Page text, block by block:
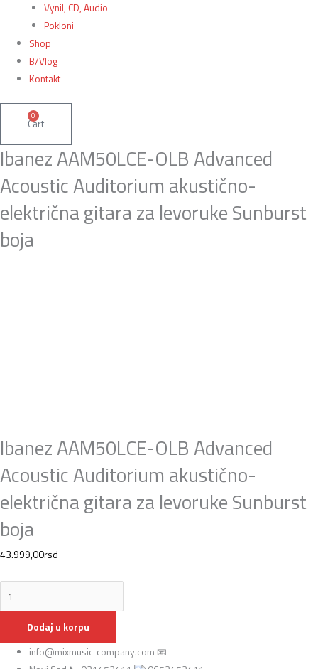
Vynil, CD, Audio
Pokloni
Shop
B/Vlog
Kontakt
0
Cart
Ibanez AAM50LCE-OLB Advanced
Acoustic Auditorium akustično-
električna gitara za levoruke Sunburst
boja
Ibanez AAM50LCE-OLB Advanced
Acoustic Auditorium akustično-
električna gitara za levoruke Sunburst
boja
43.999,00rsd
Dodaj u korpu
info@mixmusic-company.com 📧